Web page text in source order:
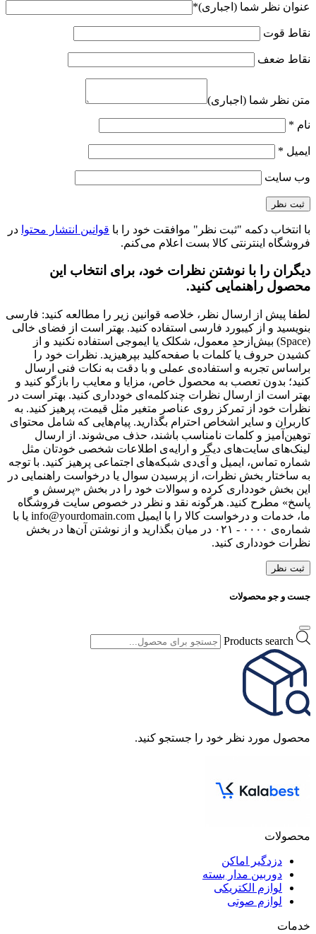
عنوان نظر شما (اجباری)*
نقاط قوت
نقاط ضعف
متن نظر شما (اجباری)
نام *
ایمیل *
وب‌ سایت
با انتخاب دکمه "ثبت نظر" موافقت خود را با قوانین انتشار محتوا در
فروشگاه اینترنتی کالا بست اعلام می‌کنم.
دیگران را با نوشتن نظرات خود، برای انتخاب این
محصول راهنمایی کنید.
لطفا پیش از ارسال نظر، خلاصه قوانین زیر را مطالعه کنید: فارسی
بنویسید و از کیبورد فارسی استفاده کنید. بهتر است از فضای خالی
(Space) بیش‌از‌حدِ معمول، شکلک یا ایموجی استفاده نکنید و از
کشیدن حروف یا کلمات با صفحه‌کلید بپرهیزید. نظرات خود را
براساس تجربه و استفاده‌ی عملی و با دقت به نکات فنی ارسال
کنید؛ بدون تعصب به محصول خاص، مزایا و معایب را بازگو کنید و
بهتر است از ارسال نظرات چندکلمه‌‌ای خودداری کنید. بهتر است در
نظرات خود از تمرکز روی عناصر متغیر مثل قیمت، پرهیز کنید. به
کاربران و سایر اشخاص احترام بگذارید. پیام‌هایی که شامل محتوای
توهین‌آمیز و کلمات نامناسب باشند، حذف می‌شوند. از ارسال
لینک‌های سایت‌های دیگر و ارایه‌ی اطلاعات شخصی خودتان مثل
شماره تماس، ایمیل و آی‌دی شبکه‌های اجتماعی پرهیز کنید. با توجه
به ساختار بخش نظرات، از پرسیدن سوال یا درخواست راهنمایی در
این بخش خودداری کرده و سوالات خود را در بخش «پرسش و
پاسخ» مطرح کنید. هرگونه نقد و نظر در خصوص سایت فروشگاه
ما، خدمات و درخواست کالا را با ایمیل info@yourdomain.com یا با
شماره‌ی ۰۰۰۰ - ۰۲۱ در میان بگذارید و از نوشتن آن‌ها در بخش
نظرات خودداری کنید.
ثبت نظر
جست و جو محصولات
Products search
محصول مورد نظر خود را جستجو کنید.
محصولات
دزدگیر اماکن
دوربین مدار بسته
لوازم الکتریکی
لوازم صوتی
خدمات